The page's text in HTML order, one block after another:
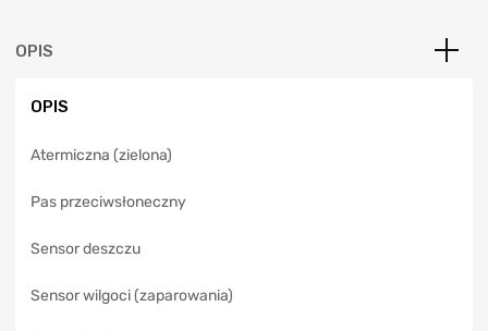
a
OPIS
OPIS
Atermiczna (zielona)
Pas przeciwsłoneczny
Sensor deszczu
Sensor wilgoci (zaparowania)